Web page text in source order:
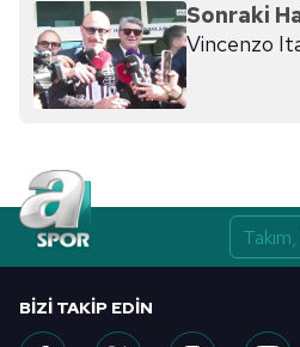
Sonraki
Vincenzo
BIZI TAKIP EDIN